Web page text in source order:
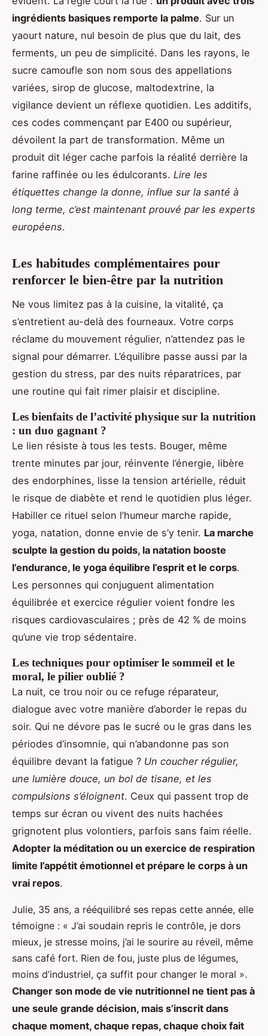
ingrédients basiques remporte la palme. Sur un
yaourt nature, nul besoin de plus que du lait, des
ferments, un peu de simplicité. Dans les rayons, le
sucre camoufle son nom sous des appellations
variées, sirop de glucose, maltodextrine, la
vigilance devient un réflexe quotidien. Les additifs,
ces codes commençant par E400 ou supérieur,
dévoilent la part de transformation. Même un
produit dit léger cache parfois la réalité derrière la
farine raffinée ou les édulcorants. Lire les
étiquettes change la donne, influe sur la santé à
long terme, c’est maintenant prouvé par les experts
européens.
Les habitudes complémentaires pour
renforcer le bien-être par la nutrition
Ne vous limitez pas à la cuisine, la vitalité, ça
s’entretient au-delà des fourneaux. Votre corps
réclame du mouvement régulier, n’attendez pas le
signal pour démarrer. L’équilibre passe aussi par la
gestion du stress, par des nuits réparatrices, par
une routine qui fait rimer plaisir et discipline.
Les bienfaits de l’activité physique sur la nutrition
: un duo gagnant ?
Le lien résiste à tous les tests. Bouger, même
trente minutes par jour, réinvente l’énergie, libère
des endorphines, lisse la tension artérielle, réduit
le risque de diabète et rend le quotidien plus léger.
Habiller ce rituel selon l’humeur marche rapide,
yoga, natation, donne envie de s’y tenir. La marche
sculpte la gestion du poids, la natation booste
l’endurance, le yoga équilibre l’esprit et le corps.
Les personnes qui conjuguent alimentation
équilibrée et exercice régulier voient fondre les
risques cardiovasculaires ; près de 42 % de moins
qu’une vie trop sédentaire.
Les techniques pour optimiser le sommeil et le
moral, le pilier oublié ?
La nuit, ce trou noir ou ce refuge réparateur,
dialogue avec votre manière d’aborder le repas du
soir. Qui ne dévore pas le sucré ou le gras dans les
périodes d’insomnie, qui n’abandonne pas son
équilibre devant la fatigue ? Un coucher régulier,
une lumière douce, un bol de tisane, et les
compulsions s’éloignent. Ceux qui passent trop de
temps sur écran ou vivent des nuits hachées
grignotent plus volontiers, parfois sans faim réelle.
Adopter la méditation ou un exercice de respiration
limite l’appétit émotionnel et prépare le corps à un
vrai repos.
Julie, 35 ans, a rééquilibré ses repas cette année, elle
témoigne : « J’ai soudain repris le contrôle, je dors
mieux, je stresse moins, j’ai le sourire au réveil, même
sans café fort. Rien de fou, juste plus de légumes,
moins d’industriel, ça suffit pour changer le moral ».
Changer son mode de vie nutritionnel ne tient pas à
une seule grande décision, mais s’inscrit dans
chaque moment, chaque repas, chaque choix fait